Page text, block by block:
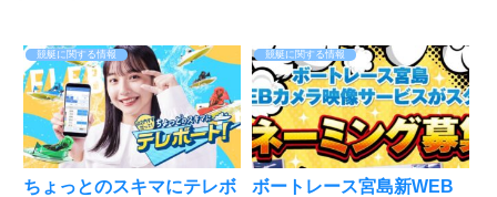
競艇に関する情報
ちょっとのスキマにテレボ
競艇に関する情報
ボートレース宮島新WEB